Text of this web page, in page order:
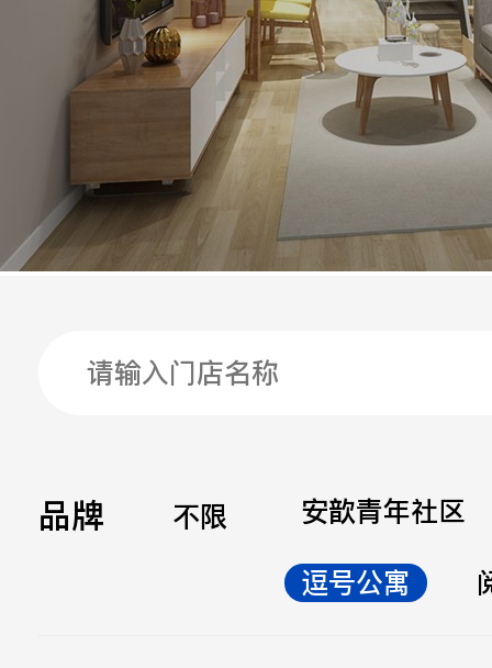
品牌 不限
安歆青年社区
逗号公寓
手机
公司
邮箱
留言
立即提交